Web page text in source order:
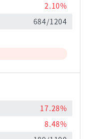
2.10%
684/1204
17.28%
8.48%